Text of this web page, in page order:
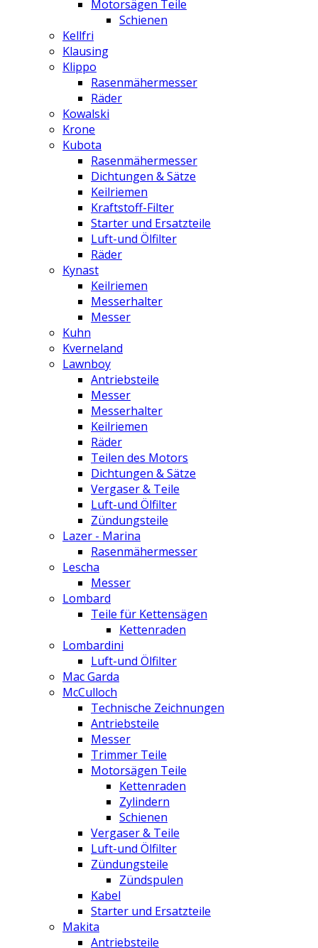
Motorsägen Teile
Schienen
Kellfri
Klausing
Klippo
Rasenmähermesser
Räder
Kowalski
Krone
Kubota
Rasenmähermesser
Dichtungen & Sätze
Keilriemen
Kraftstoff-Filter
Starter und Ersatzteile
Luft-und Ölfilter
Räder
Kynast
Keilriemen
Messerhalter
Messer
Kuhn
Kverneland
Lawnboy
Antriebsteile
Messer
Messerhalter
Keilriemen
Räder
Teilen des Motors
Dichtungen & Sätze
Vergaser & Teile
Luft-und Ölfilter
Zündungsteile
Lazer - Marina
Rasenmähermesser
Lescha
Messer
Lombard
Teile für Kettensägen
Kettenraden
Lombardini
Luft-und Ölfilter
Mac Garda
McCulloch
Technische Zeichnungen
Antriebsteile
Messer
Trimmer Teile
Motorsägen Teile
Kettenraden
Zylindern
Schienen
Vergaser & Teile
Luft-und Ölfilter
Zündungsteile
Zündspulen
Kabel
Starter und Ersatzteile
Makita
Antriebsteile